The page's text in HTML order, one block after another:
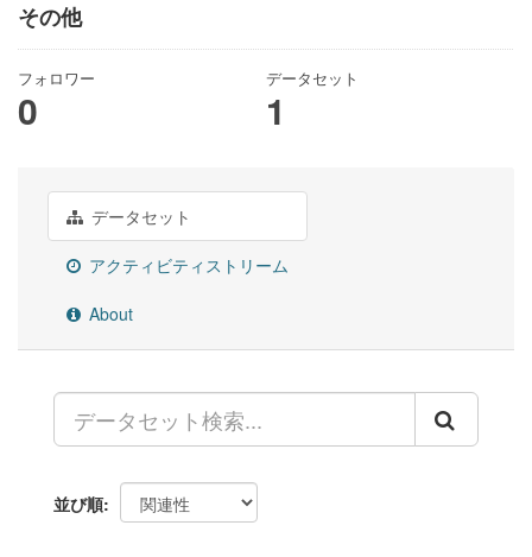
その他
フォロワー
0
データセット
1
データセット
アクティビティストリーム
About
並び順